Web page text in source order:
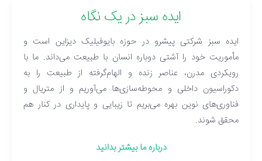
ایده سبز در یک نگاه
ایده سبز شرکتی پیشرو در حوزه بایوفیلیک دیزاین است و
مأموریت خود را آشتی دوباره انسان با طبیعت می‌داند. ما با
رویکردی مدرن، عناصر زنده و الهام‌گرفته از طبیعت را به
دکوراسیون داخلی و محوطه‌سازی‌ها می‌آوریم و از متریال و
فناوری‌های نوین بهره می‌بریم تا زیبایی و پایداری در کنار هم
محقق شوند.
درباره ما بیشتر بدانید